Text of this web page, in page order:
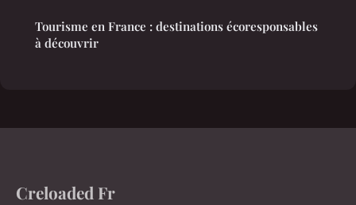
Tourisme en France : destinations écoresponsables
à découvrir
Creloaded Fr